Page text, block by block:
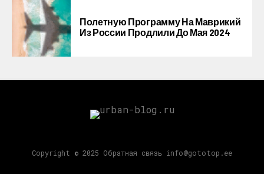
Полетную Программу На Маврикий
Из России Продлили До Мая 2024
Copyright © 2025 Обратная связь info@gototop.ee